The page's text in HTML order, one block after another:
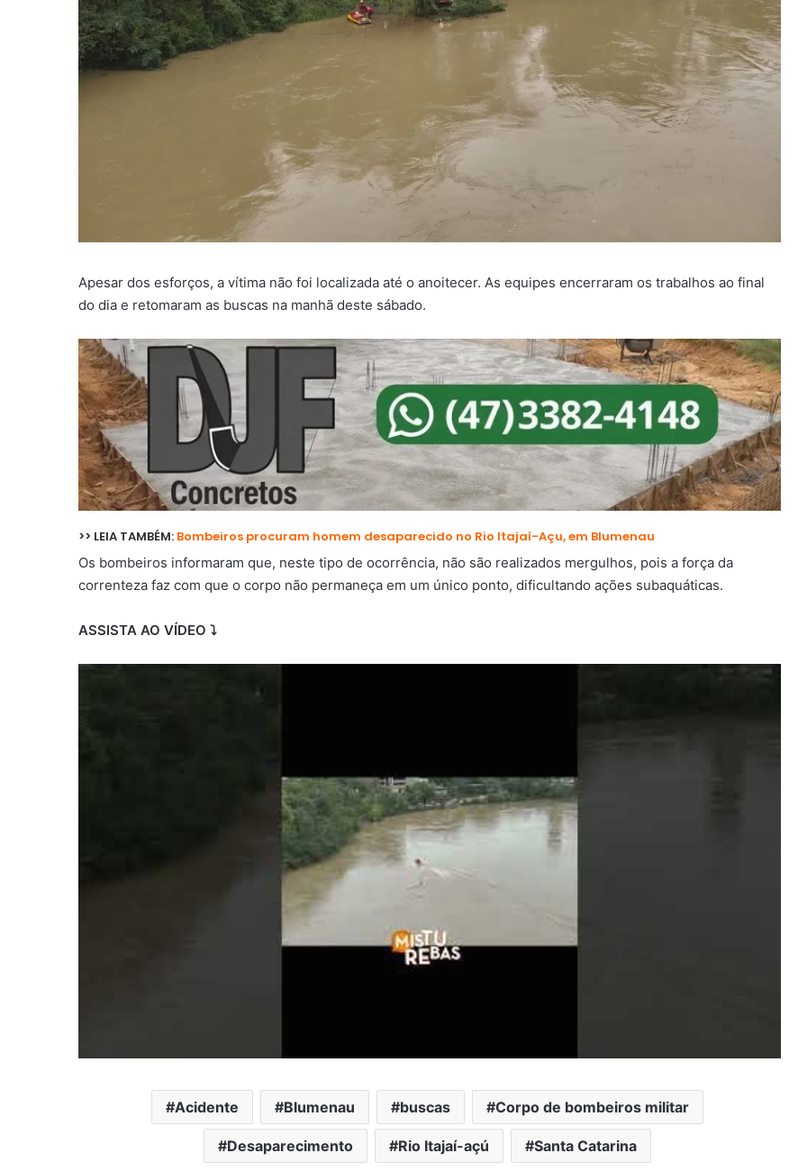
Apesar dos esforços, a vítima não foi localizada até o anoitecer. As equipes encerraram os trabalhos ao final
do dia e retomaram as buscas na manhã deste sábado.
>> LEIA TAMBÉM: Bombeiros procuram homem desaparecido no Rio Itajaí-Açu, em Blumenau
Os bombeiros informaram que, neste tipo de ocorrência, não são realizados mergulhos, pois a força da
correnteza faz com que o corpo não permaneça em um único ponto, dificultando ações subaquáticas.
ASSISTA AO VÍDEO ⤵️
Acidente Blumenau buscas Corpo de bombeiros militar
Desaparecimento Rio Itajaí-açú Santa Catarina